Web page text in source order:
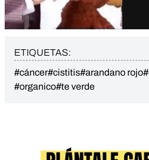
ETIQUETAS:
#cáncer#cistitis#arandano rojo
#organico#te verde